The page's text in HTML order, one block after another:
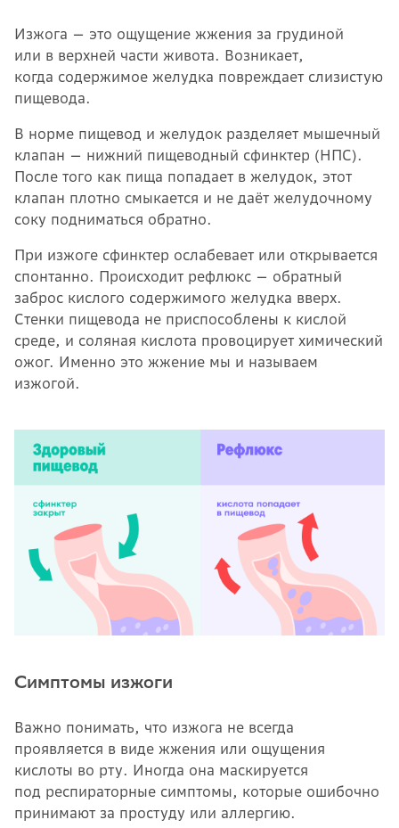
Изжога — это ощущение жжения за грудиной
или в верхней части живота. Возникает,
когда содержимое желудка повреждает слизистую
пищевода.
В норме пищевод и желудок разделяет мышечный
клапан — нижний пищеводный сфинктер (НПС).
После того как пища попадает в желудок, этот
клапан плотно смыкается и не даёт желудочному
соку подниматься обратно.
При изжоге сфинктер ослабевает или открывается
спонтанно. Происходит рефлюкс — обратный
заброс кислого содержимого желудка вверх.
Стенки пищевода не приспособлены к кислой
среде, и соляная кислота провоцирует химический
ожог. Именно это жжение мы и называем
изжогой.
Симптомы изжоги
Важно понимать, что изжога не всегда
проявляется в виде жжения или ощущения
кислоты во рту. Иногда она маскируется
под респираторные симптомы, которые ошибочно
принимают за простуду или аллергию.